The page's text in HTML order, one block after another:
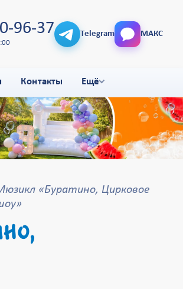
96-37 Telegram МАКС
Контакты Ещё
«Буратино, Цирковое